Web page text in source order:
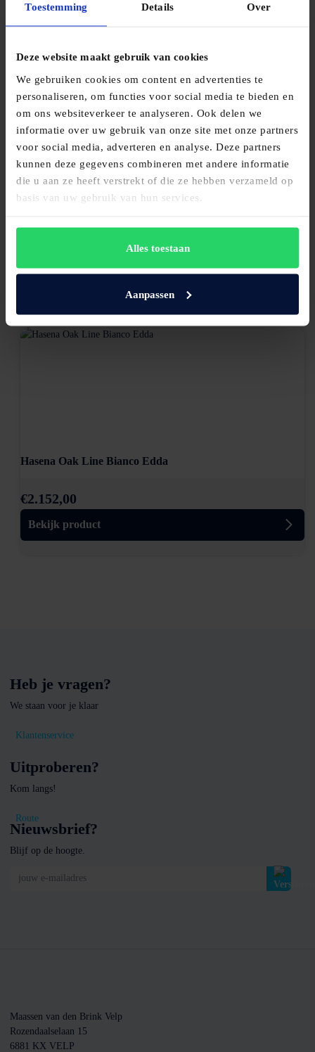
Toestemming Details Over
Deze website maakt gebruik van cookies
We gebruiken cookies om content en advertenties te
personaliseren, om functies voor social media te bieden en
om ons websiteverkeer te analyseren. Ook delen we
informatie over uw gebruik van onze site met onze partners
voor social media, adverteren en analyse. Deze partners
kunnen deze gegevens combineren met andere informatie
die u aan ze heeft verstrekt of die ze hebben verzameld op
basis van uw gebruik van hun services.
Alles toestaan
Aanpassen
Bekijk product
Bekijk product
Hasena Oak Line Bianco Edda
€2.152,00
Bekijk product
Heb je vragen?
We staan voor je klaar
Klantenservice
Uitproberen?
Kom langs!
Route
Nieuwsbrief?
Blijf op de hoogte.
jouw e-mailadres
Maassen van den Brink Velp
Rozendaalselaan 15
6881 KX VELP